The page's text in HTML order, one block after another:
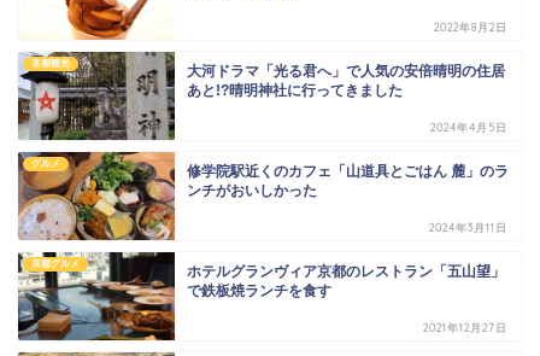
2022年8月2日
京都観光
大河ドラマ「光る君へ」で人気の安倍晴明の住居
あと!?晴明神社に行ってきました
2024年4月5日
グルメ
修学院駅近くのカフェ「山道具とごはん 麓」のラ
ンチがおいしかった
2024年3月11日
京都グルメ
ホテルグランヴィア京都のレストラン「五山望」
で鉄板焼ランチを食す
2021年12月27日